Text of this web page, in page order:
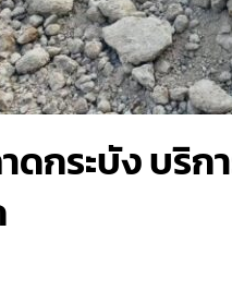
ดกระบัง บริก